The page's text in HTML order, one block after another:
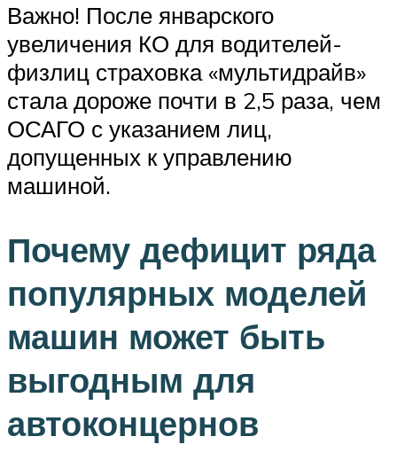
Важно! После январского
увеличения КО для водителей-
физлиц страховка «мультидрайв»
стала дороже почти в 2,5 раза, чем
ОСАГО с указанием лиц,
допущенных к управлению
машиной.
Почему дефицит ряда
популярных моделей
машин может быть
выгодным для
автоконцернов